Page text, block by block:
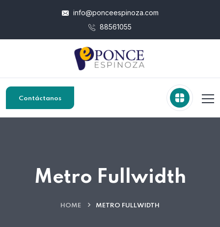
info@ponceespinoza.com
88561055
Contáctanos
Metro Fullwidth
HOME METRO FULLWIDTH